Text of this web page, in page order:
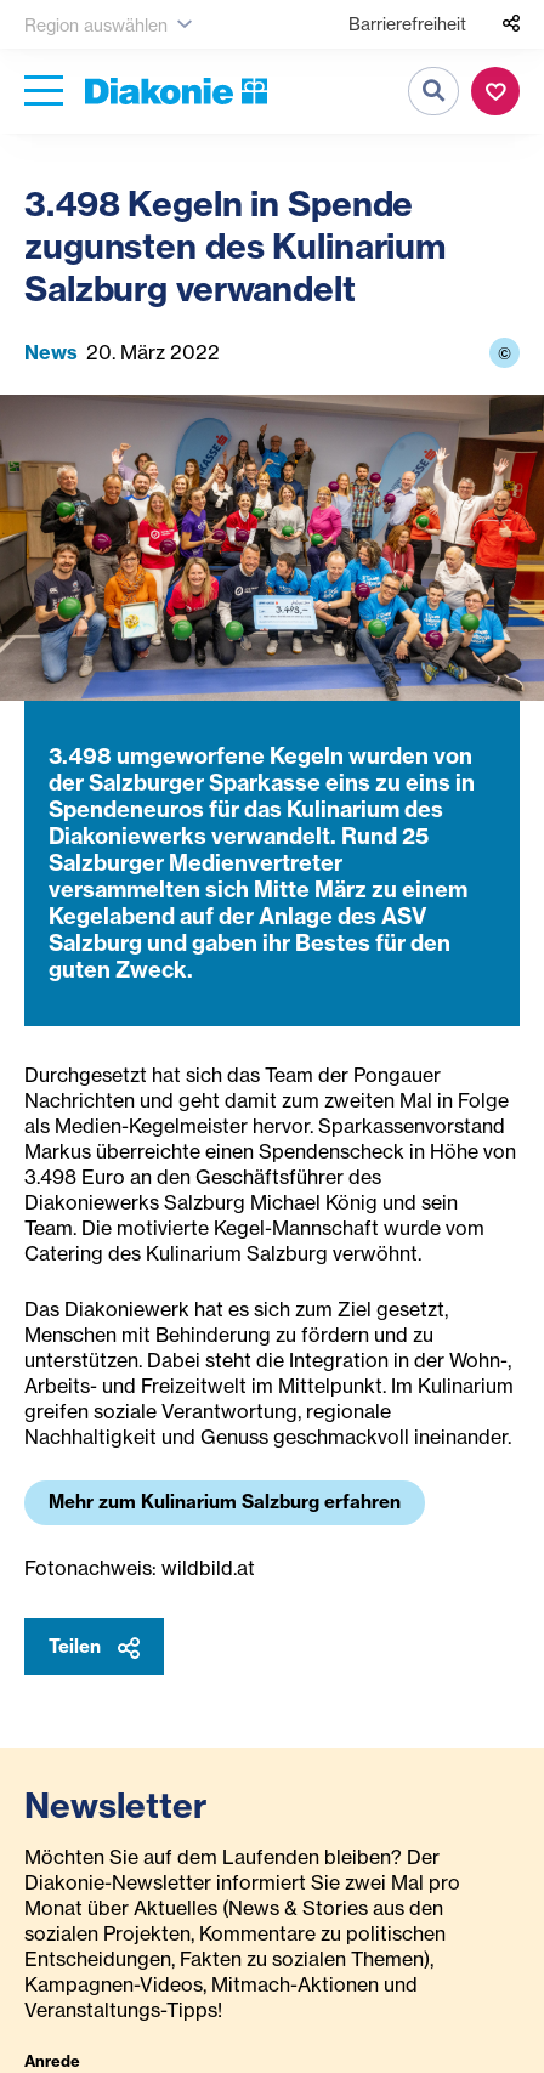
Region auswählen Barrierefreiheit
Suche
3.498 Kegeln in Spende
zugunsten des Kulinarium
Salzburg verwandelt
News 20. März 2022 ©
3.498 umgeworfene Kegeln wurden von
der Salzburger Sparkasse eins zu eins in
Spendeneuros für das Kulinarium des
Diakoniewerks verwandelt. Rund 25
Salzburger Medienvertreter
versammelten sich Mitte März zu einem
Kegelabend auf der Anlage des ASV
Salzburg und gaben ihr Bestes für den
guten Zweck.
Durchgesetzt hat sich das Team der Pongauer
Nachrichten und geht damit zum zweiten Mal in Folge
als Medien-Kegelmeister hervor. Sparkassenvorstand
Markus überreichte einen Spendenscheck in Höhe von
3.498 Euro an den Geschäftsführer des
Diakoniewerks Salzburg Michael König und sein
Team. Die motivierte Kegel-Mannschaft wurde vom
Catering des Kulinarium Salzburg verwöhnt.
Das Diakoniewerk hat es sich zum Ziel gesetzt,
Menschen mit Behinderung zu fördern und zu
unterstützen. Dabei steht die Integration in der Wohn-,
Arbeits- und Freizeitwelt im Mittelpunkt. Im Kulinarium
greifen soziale Verantwortung, regionale
Nachhaltigkeit und Genuss geschmackvoll ineinander.
Mehr zum Kulinarium Salzburg erfahren
Fotonachweis: wildbild.at
Teilen
Newsletter
Möchten Sie auf dem Laufenden bleiben? Der
Diakonie-Newsletter informiert Sie zwei Mal pro
Monat über Aktuelles (News & Stories aus den
sozialen Projekten, Kommentare zu politischen
Entscheidungen, Fakten zu sozialen Themen),
Kampagnen-Videos, Mitmach-Aktionen und
Veranstaltungs-Tipps!
Anrede